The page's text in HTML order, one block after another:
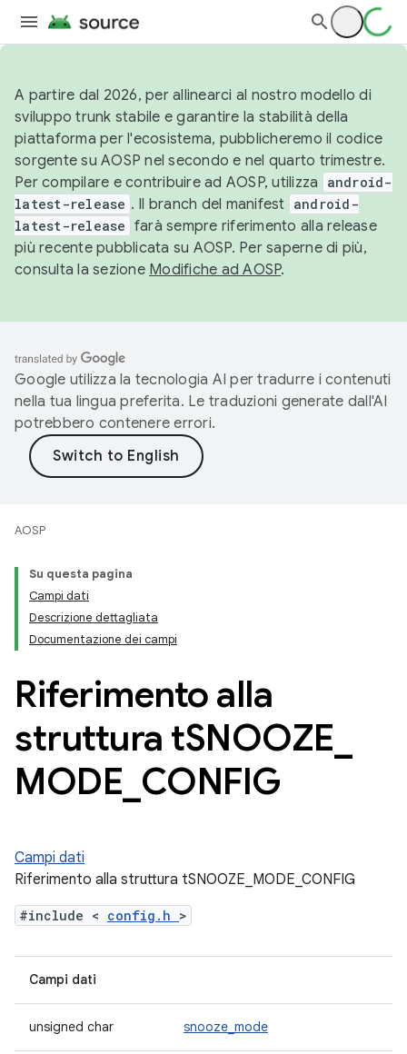
A partire dal 2026, per allinearci al nostro modello di
sviluppo trunk stabile e garantire la stabilità della
piattaforma per l'ecosistema, pubblicheremo il codice
sorgente su AOSP nel secondo e nel quarto trimestre.
Per compilare e contribuire ad AOSP, utilizza
android-
latest-release . Il branch del manifest android-
latest-release farà sempre riferimento alla release
più recente pubblicata su AOSP. Per saperne di più,
consulta la sezione Modifiche ad AOSP.
Google utilizza la tecnologia AI per tradurre i contenuti
nella tua lingua preferita. Le traduzioni generate dall'AI
potrebbero contenere errori.
AOSP
Su questa pagina
Campi dati
Descrizione dettagliata
Documentazione dei campi
Riferimento alla
struttura tSNOOZE
MODE CONFIG
Campi dati
Riferimento alla struttura tSNOOZE_MODE_CONFIG
#include < config.h >
Campi dati
unsigned char snooze_mode